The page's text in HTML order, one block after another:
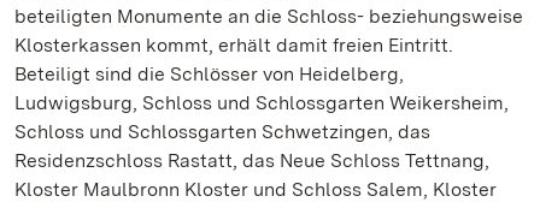
beteiligten Monumente an die Schloss- beziehungsweise
Klosterkassen kommt, erhält damit freien Eintritt.
Beteiligt sind die Schlösser von Heidelberg,
Ludwigsburg, Schloss und Schlossgarten Weikersheim,
Schloss und Schlossgarten Schwetzingen, das
Residenzschloss Rastatt, das Neue Schloss Tettnang,
Kloster Maulbronn Kloster und Schloss Salem, Kloster